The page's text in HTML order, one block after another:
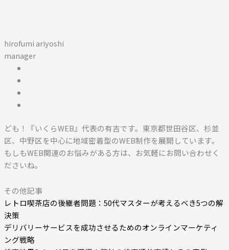
hirofumi ariyoshi
manager
ども！『いくらWEB』代表の有吉です。東京都世田谷区、杉並
区、中野区を中心に地域密着型のWEB制作を展開しています。
もしもWEB関連のお悩みがある方は、お気軽にお問い合わせく
ださいね。
その他記事
レトロ喫茶店の後継者問題：50代マスターが考えるべき5つの解
決策
デリバリーサービスを成功させるためのオンラインマーケティ
ング戦略